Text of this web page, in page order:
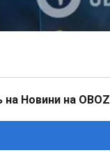
Новини на